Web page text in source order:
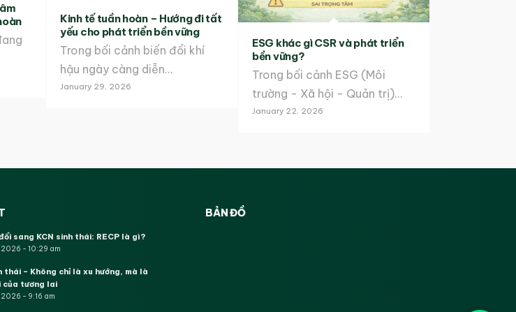
Kinh tế tuần hoàn – Hướng đi tất
yếu cho phát triển bền vững
Trong bối cảnh biến đổi khí
hậu ngày càng diễn…
January 29, 2026
ESG khác gì CSR và phát triển
bền vững?
Trong bối cảnh ESG (Môi
trường - Xã hội - Quản trị)…
January 22, 2026
sang KCN sinh thái: RECP là gì?
- 10:29 am
thái – Không chỉ là xu hướng, mà là
của tương lai
- 9:16 am
BẢN ĐỒ